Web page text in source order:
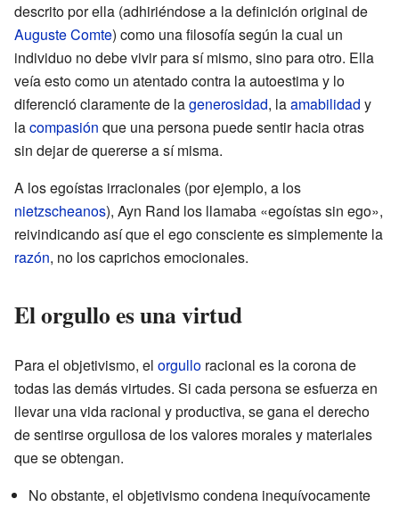
descrito por ella (adhiriéndose a la definición original de
Auguste Comte) como una filosofía según la cual un
individuo no debe vivir para sí mismo, sino para otro. Ella
veía esto como un atentado contra la autoestima y lo
diferenció claramente de lagenerosidad, laamabilidad y
lacompasión que una persona puede sentir hacia otras
sin dejar de quererse a sí misma.
A los egoístas irracionales (por ejemplo, a los
nietzscheanos), Ayn Rand los llamaba «egoístas sin ego»,
reivindicando así que el ego consciente es simplemente la
razón, no los caprichos emocionales.
El orgullo es una virtud
Para el objetivismo, el orgullo racional es la corona de
todas las demás virtudes. Si cada persona se esfuerza en
llevar una vida racional y productiva, se gana el derecho
de sentirse orgullosa de los valores morales y materiales
que se obtengan.
No obstante, el objetivismo condena inequívocamente